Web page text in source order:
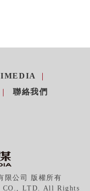
聯絡我們
限公司 版權所有
LTD. All Rights